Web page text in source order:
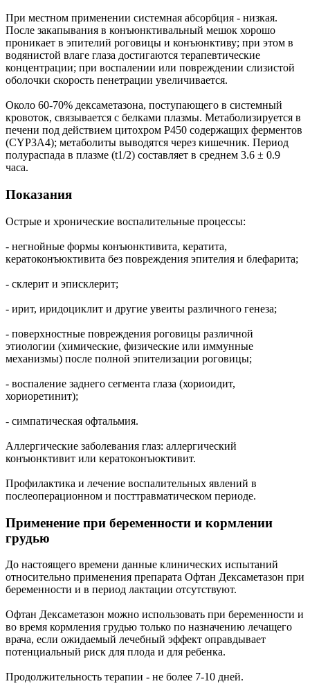
При местном применении системная абсорбция - низкая.
После закапывания в конъюнктивальный мешок хорошо
проникает в эпителий роговицы и конъюнктиву; при этом в
водянистой влаге глаза достигаются терапевтические
концентрации; при воспалении или повреждении слизистой
оболочки скорость пенетрации увеличивается.
Около 60-70% дексаметазона, поступающего в системный
кровоток, связывается с белками плазмы. Метаболизируется в
печени под действием цитохром Р450 содержащих ферментов
(CYP3A4); метаболиты выводятся через кишечник. Период
полураспада в плазме (t1/2) составляет в среднем 3.6 ± 0.9
часа.
Показания
Острые и хронические воспалительные процессы:
- негнойные формы конъюнктивита, кератита,
кератоконъюктивита без повреждения эпителия и блефарита;
- склерит и эписклерит;
- ирит, иридоциклит и другие увеиты различного генеза;
- поверхностные повреждения роговицы различной
этиологии (химические, физические или иммунные
механизмы) после полной эпителизации роговицы;
- воспаление заднего сегмента глаза (хориоидит,
хориоретинит);
- симпатическая офтальмия.
Аллергические заболевания глаз: аллергический
конъюнктивит или кератоконъюктивит.
Профилактика и лечение воспалительных явлений в
послеоперационном и посттравматическом периоде.
Применение при беременности и кормлении
грудью
До настоящего времени данные клинических испытаний
относительно применения препарата Офтан Дексаметазон при
беременности и в период лактации отсутствуют.
Офтан Дексаметазон можно использовать при беременности и
во время кормления грудью только по назначению лечащего
врача, если ожидаемый лечебный эффект оправдывает
потенциальный риск для плода и для ребенка.
Продолжительность терапии - не более 7-10 дней.